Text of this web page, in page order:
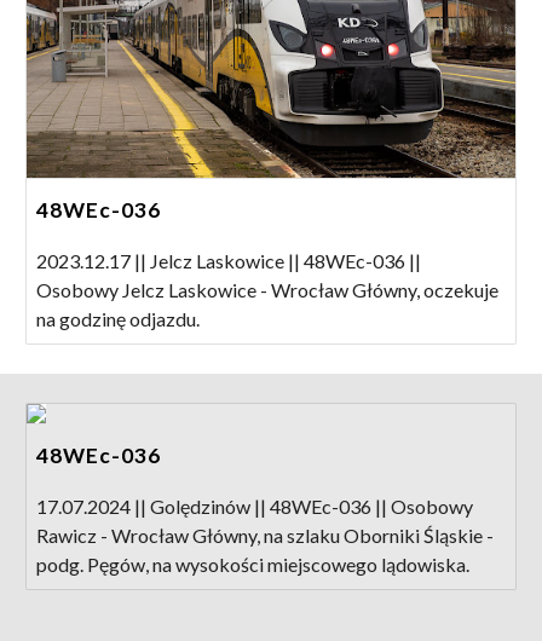
48WEc-036
2023.12.17 || Jelcz Laskowice || 48WEc-036 ||
Osobowy Jelcz Laskowice - Wrocław Główny, oczekuje
na godzinę odjazdu.
48WEc-036
17.07.2024 || Golędzinów || 48WEc-036 || Osobowy
Rawicz - Wrocław Główny, na szlaku Oborniki Śląskie -
podg. Pęgów, na wysokości miejscowego lądowiska.